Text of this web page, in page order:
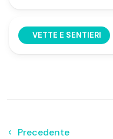
VETTE E SENTIERI
Precedente